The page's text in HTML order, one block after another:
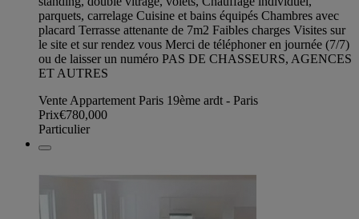
parquets, carrelage Cuisine et bains équipés Chambres avec
placard Terrasse attenante de 7m2 Faibles charges Visites sur
le site et sur rendez vous Merci de téléphoner en journée (7/7)
ou de laisser un numéro PAS DE CHASSEURS, AGENCES
ET AUTRES
Vente Appartement Paris 19ème ardt - Paris
Prix€780,000
Particulier